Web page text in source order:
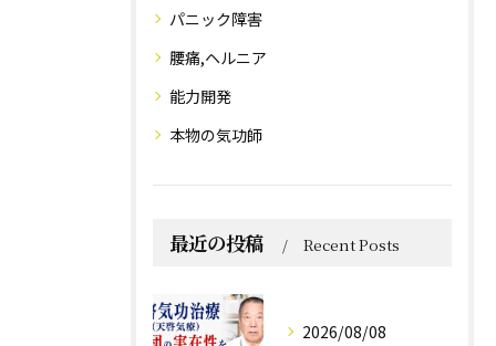
パニック障害
腰痛,ヘルニア
能力開発
本物の気功師
最近の投稿 Recent Posts
2026/08/08